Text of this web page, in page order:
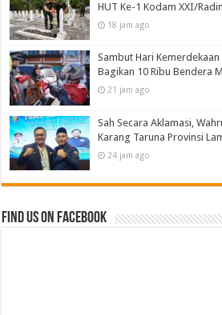
HUT Ke-1 Kodam XXI/
18 jam ago
Sambut Hari
Bagikan 10 Ribu Bendera
21 jam ago
Sah Secara Aklamasi,
Karang Taruna Provinsi
24 jam ago
Find us on Facebook